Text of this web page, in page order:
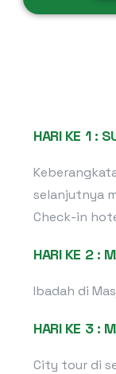
HARI KE 1 :
selanjutnya
Check-in
HARI KE 2 :
Ibadah di
HARI KE 3 :
City tour di